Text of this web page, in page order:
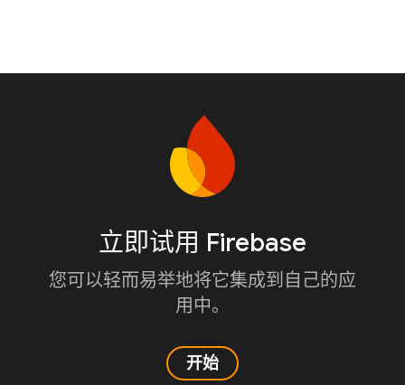
立即试用 Firebase
您可以轻而易举地将它集成到自己的应
用中。
开始